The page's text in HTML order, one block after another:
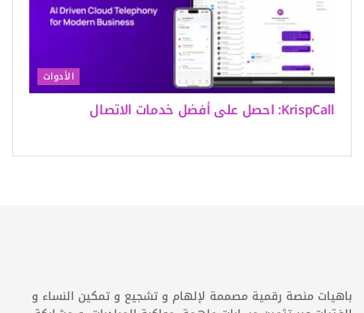
الأدوات
KrispCall: احصل على أفضل خدمات الاتصال
باهيات منصة رقمية مصممة لإلهام و تشجيع و تمكين النساء و